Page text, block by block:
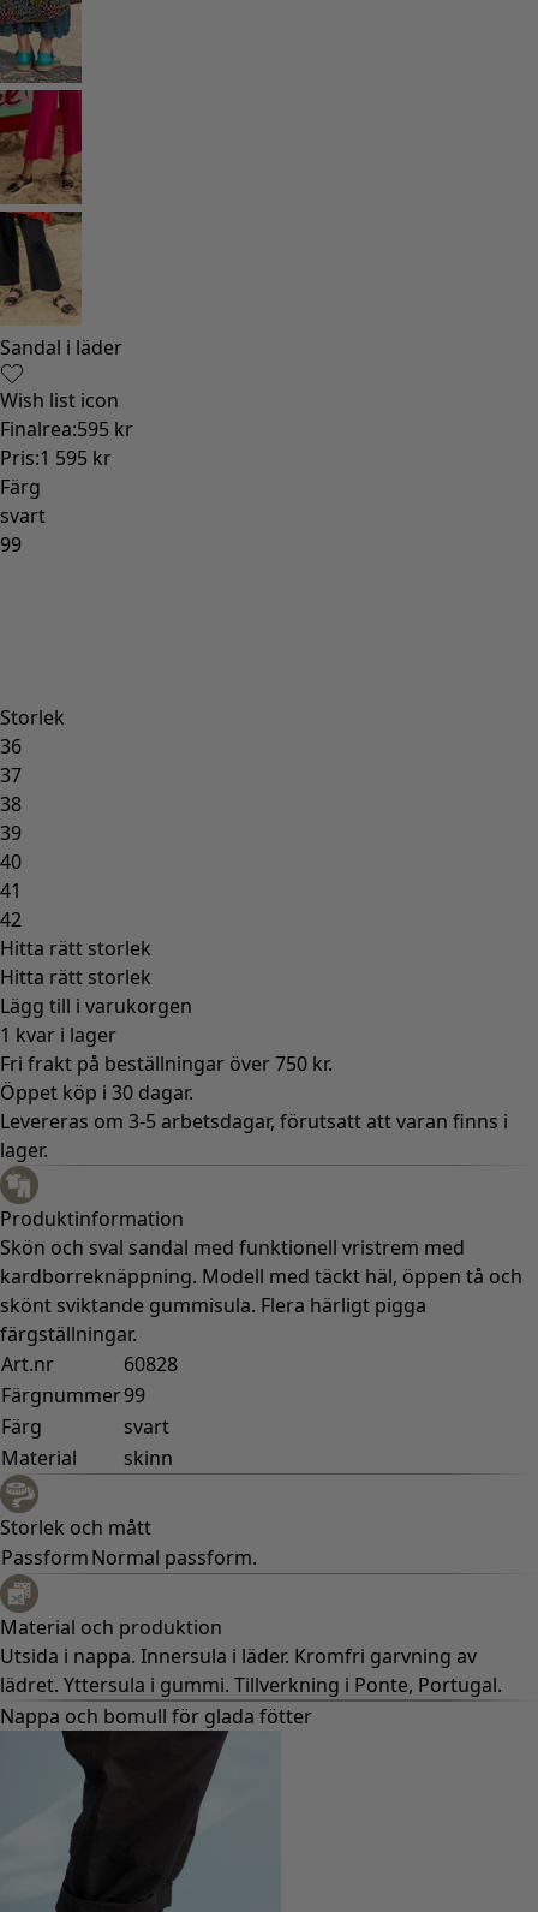
Sandal i läder
Wish list icon
Finalrea:595 kr
Pris:1 595 kr
Färg
svart
99
Storlek
36
37
38
39
40
41
42
Hitta rätt storlek
Hitta rätt storlek
Lägg till i varukorgen
1 kvar i lager
Fri frakt på beställningar över 750 kr.
Öppet köp i 30 dagar.
Levereras om 3-5 arbetsdagar, förutsatt att varan finns i
lager.
Produktinformation
Skön och sval sandal med funktionell vristrem med
kardborreknäppning. Modell med täckt häl, öppen tå och
skönt sviktande gummisula. Flera härligt pigga
färgställningar.
Art.nr
60828
Färgnummer99
Färg
svart
Material
skinn
Storlek och mått
PassformNormal passform.
Material och produktion
Utsida i nappa. Innersula i läder. Kromfri garvning av
lädret. Yttersula i gummi. Tillverkning i Ponte, Portugal.
Nappa och bomull för glada fötter